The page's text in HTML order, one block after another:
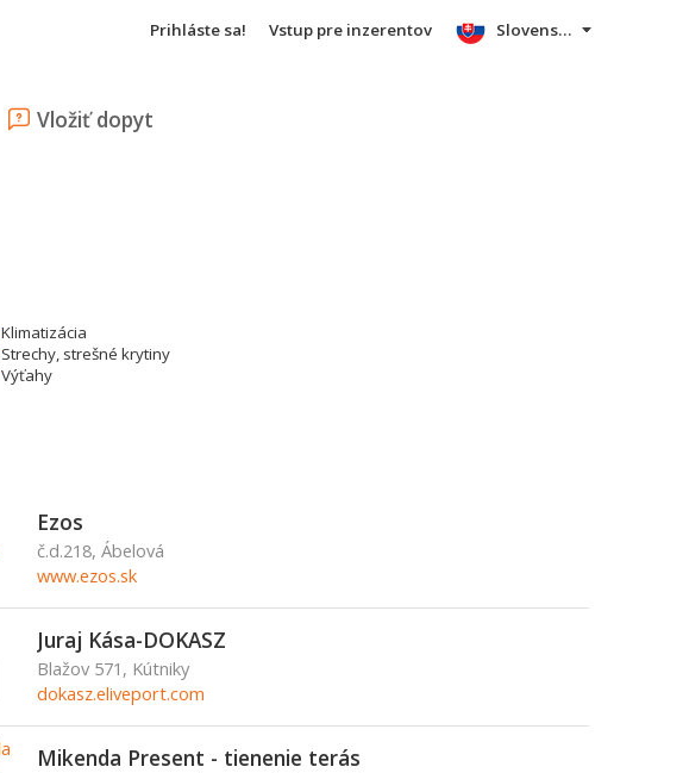
Prihláste sa! Vstup pre inzerentov
Vložiť dopyt
Slovensky
Klimatizácia
Strechy, strešné krytiny
Výťahy
Ezos
č.d.218, Ábelová
www.ezos.sk
Juraj Kása-DOKASZ
Blažov 571, Kútniky
dokasz.eliveport.com
Mikenda Present - tienenie terás